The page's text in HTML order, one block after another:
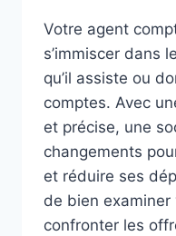
Votre agent
s’immiscer dans
qu’il assiste ou
comptes. Avec
et précise, une
changements
et réduire ses
de bien
confronter les